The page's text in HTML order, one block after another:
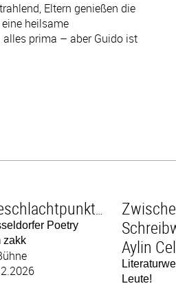
Eltern genießen die
heilsame
alles prima – aber Guido ist
Poesieschlachtpunktacht
Poetry
zakk
Aylin
Leute!